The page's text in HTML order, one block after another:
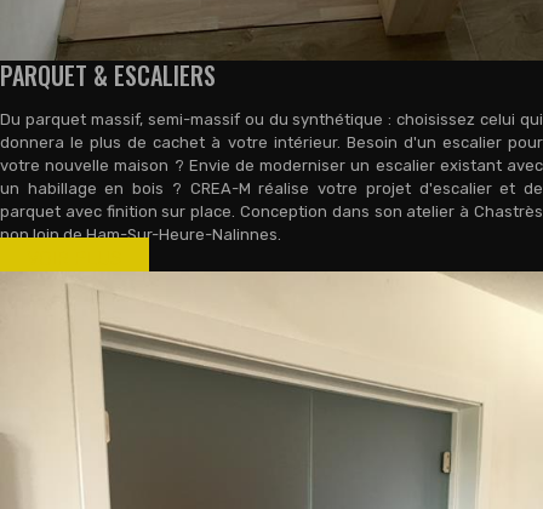
PARQUET & ESCALIERS
Du parquet massif, semi-massif ou du synthétique : choisissez celui qui
donnera le plus de cachet à votre intérieur. Besoin d'un escalier pour
votre nouvelle maison ? Envie de moderniser un escalier existant avec
un habillage en bois ? CREA-M réalise votre projet d'escalier et de
parquet avec finition sur place. Conception dans son atelier à Chastrès
non loin de Ham-Sur-Heure-Nalinnes.